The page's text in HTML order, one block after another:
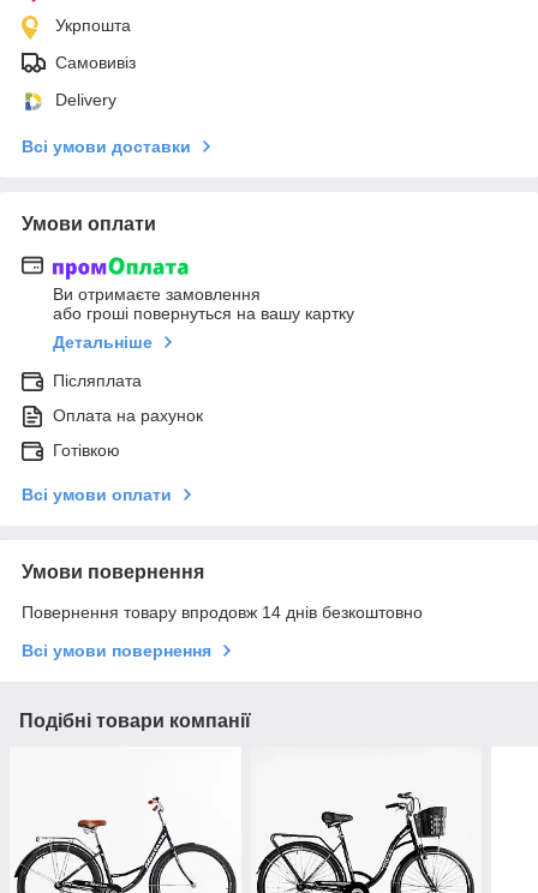
Укрпошта
Самовивіз
Delivery
Всі умови доставки
Умови оплати
Ви отримаєте замовлення
або гроші повернуться на вашу картку
Детальніше
Післяплата
Оплата на рахунок
Готівкою
Всі умови оплати
Умови повернення
Повернення товару впродовж 14 днів безкоштовно
Всі умови повернення
Подібні товари компанії